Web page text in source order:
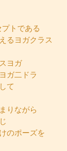
トである
るヨガクラス
ヨガ
ガ二ドラ
て
りながら
のポーズを